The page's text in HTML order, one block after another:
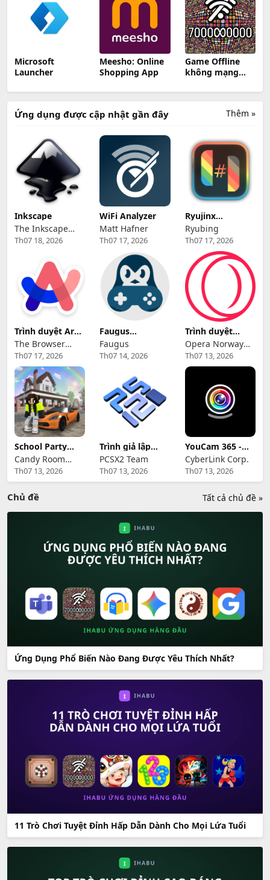
Microsoft
Launcher
Meesho: Online
Shopping App
Game Offline
không mạng
Thêm »
Ứng dụng được cập nhật gần đây
Inkscape
The Inkscape
Community
Th07 18, 2026
WiFi Analyzer
Matt Hafner
Th07 17, 2026
Ryujinx
(Ryubing) - Giả
lập Nintendo
Switch trên
Linux
Ryubing
Th07 17, 2026
Trình duyệt Arc
cho Windows
The Browser
Company
Th07 17, 2026
Faugus
Launcher
Faugus
Th07 14, 2026
Trình duyệt
Opera GX
Opera Norway
AS
Th07 13, 2026
School Party
Craft
Candy Room
Games &
RabbitCo Limited
Th07 13, 2026
Trình giả lập
PCSX2 cho Linux
PCSX2 Team
Th07 13, 2026
YouCam 365 -
Webcam
Software
CyberLink Corp.
Th07 13, 2026
Tất cả chủ đề »
Chủ đề
Ứng Dụng Phổ Biến Nào Đang Được Yêu Thích Nhất?
11 Trò Chơi Tuyệt Đỉnh Hấp Dẫn Dành Cho Mọi Lứa Tuổi